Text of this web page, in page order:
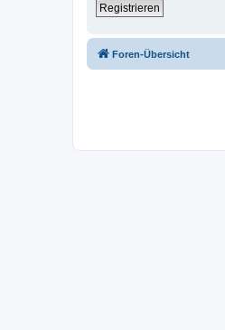
Registrieren
Foren-Übersicht